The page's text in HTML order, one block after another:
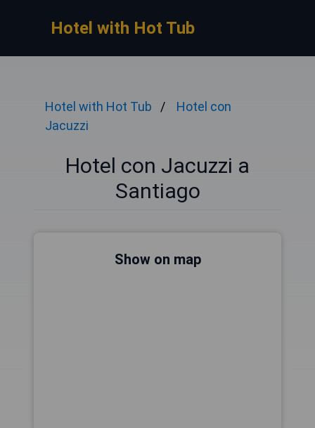
Hotel with Hot Tub
Hotel with Hot Tub
Hotel con
Jacuzzi
Hotel con Jacuzzi a
Santiago
Show on map